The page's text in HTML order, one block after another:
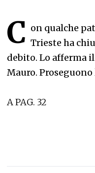
C on qualche
Trieste ha
debito. Lo afferma
Mauro.
A PAG. 32